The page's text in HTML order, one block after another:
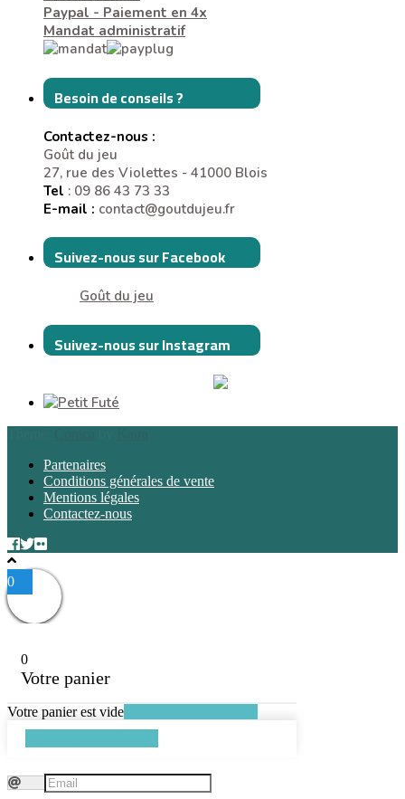
Paypal - Paiement en 4x
Mandat administratif
Besoin de conseils ?
Contactez-nous :
Goût du jeu
27, rue des Violettes - 41000 Blois
Tel : 09 86 43 73 33
E-mail : contact@goutdujeu.fr
Suivez-nous sur Facebook
Goût du jeu
Suivez-nous sur Instagram
Partenaires
Conditions générales de vente
Mentions légales
Contactez-nous
0
0
Votre panier
Votre panier est vide